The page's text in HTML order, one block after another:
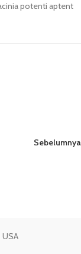
potenti aptent
Sebelumnya
USA